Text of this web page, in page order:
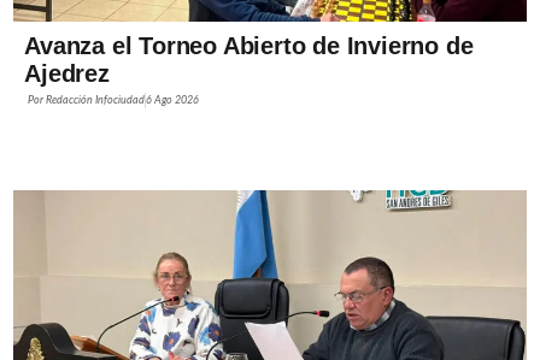
Avanza el Torneo Abierto de Invierno de
Ajedrez
PorRedacción Infociudad6 Ago 2026